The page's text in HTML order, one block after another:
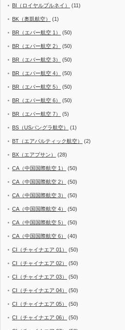
BI（ロイヤルブルネイ） (11)
BK（奥凱航空） (1)
BR（エバー航空 1） (50)
BR（エバー航空 2） (50)
BR（エバー航空 3） (50)
BR（エバー航空 4） (50)
BR（エバー航空 5） (50)
BR（エバー航空 6） (50)
BR（エバー航空 7） (5)
BS（USバングラ航空） (1)
BT（エアバルティック航空） (2)
BX（エアプサン） (28)
CA（中国国際航空 1） (50)
CA（中国国際航空 2） (50)
CA（中国国際航空 3） (50)
CA（中国国際航空 4） (50)
CA（中国国際航空 5） (50)
CA（中国国際航空 6） (40)
CI（チャイナエア 01） (50)
CI（チャイナエア 02） (50)
CI（チャイナエア 03） (50)
CI（チャイナエア 04） (50)
CI（チャイナエア 05） (50)
CI（チャイナエア 06） (50)